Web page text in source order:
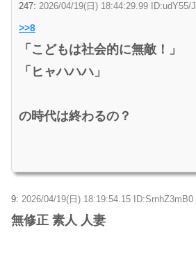
247: 2026/04/19(日) 18:44:29.99 ID:udY55/
>>8
「こどもは社会的に無敵！」
「ヒャハハハ」
の時代は終わるの？
9: 2026/04/19(日) 18:19:54.15 ID:SrnhZ3mB0
無修正 素人 人妻